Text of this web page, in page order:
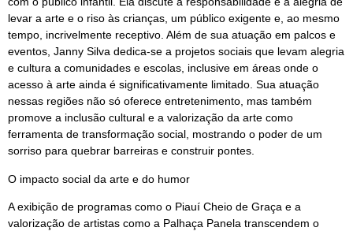
levar a arte e o riso às crianças, um público exigente e, ao mesmo
tempo, incrivelmente receptivo. Além de sua atuação em palcos e
eventos, Janny Silva dedica-se a projetos sociais que levam alegria
e cultura a comunidades e escolas, inclusive em áreas onde o
acesso à arte ainda é significativamente limitado. Sua atuação
nessas regiões não só oferece entretenimento, mas também
promove a inclusão cultural e a valorização da arte como
ferramenta de transformação social, mostrando o poder de um
sorriso para quebrar barreiras e construir pontes.
O impacto social da arte e do humor
A exibição de programas como o Piauí Cheio de Graça e a
valorização de artistas como a Palhaça Panela transcendem o